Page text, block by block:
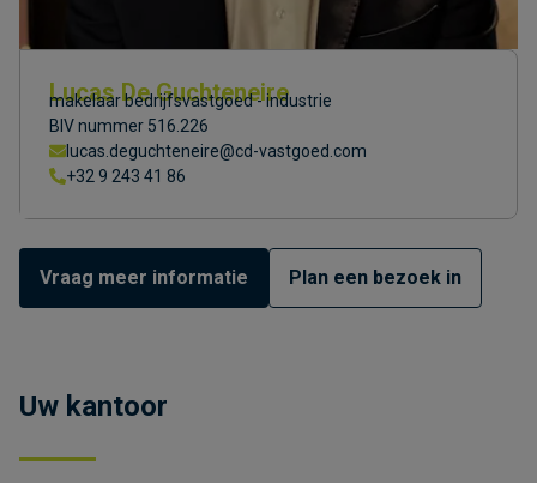
Lucas De Guchteneire
makelaar bedrijfsvastgoed - industrie
BIV nummer 516.226
lucas.deguchteneire@cd-vastgoed.com
+32 9 243 41 86
Vraag meer informatie Plan een bezoek in
Uw kantoor